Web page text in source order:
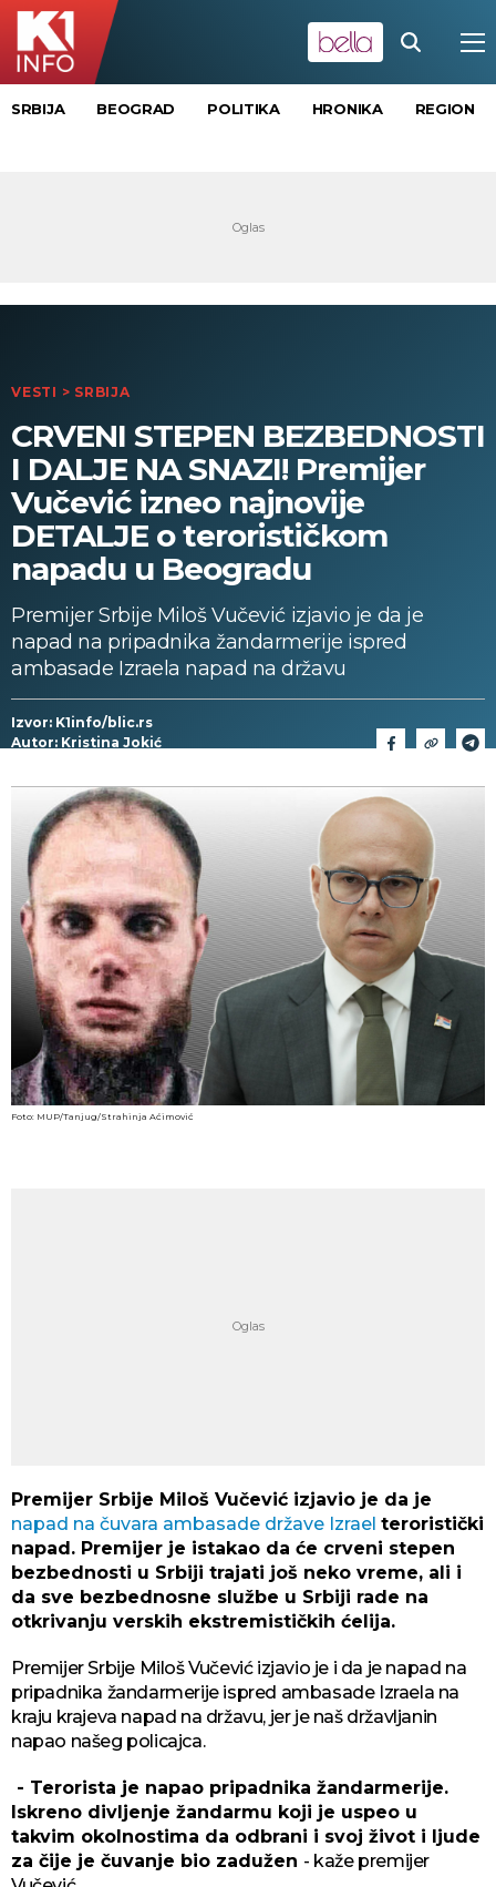
SRBIJA BEOGRAD POLITIKA HRONIKA REGION
VESTI > SRBIJA
CRVENI STEPEN BEZBEDNOSTI
I DALJE NA SNAZI! Premijer
Vučević izneo najnovije
DETALJE o terorističkom
napadu u Beogradu
Premijer Srbije Miloš Vučević izjavio je da je
napad na pripadnika žandarmerije ispred
ambasade Izraela napad na državu
Izvor: K1info/blic.rs
Autor: Kristina Jokić
Foto: MUP/Tanjug/Strahinja Aćimović
Premijer Srbije Miloš Vučević izjavio je da je
napad na čuvara ambasade države Izrael teroristički
napad. Premijer je istakao da će crveni stepen
bezbednosti u Srbiji trajati još neko vreme, ali i
da sve bezbednosne službe u Srbiji rade na
otkrivanju verskih ekstremističkih ćelija.
Premijer Srbije Miloš Vučević izjavio je i da je napad na
pripadnika žandarmerije ispred ambasade Izraela na
kraju krajeva napad na državu, jer je naš državljanin
napao našeg policajca.
- Terorista je napao pripadnika žandarmerije.
Iskreno divljenje žandarmu koji je uspeo u
takvim okolnostima da odbrani i svoj život i ljude
za čije je čuvanje bio zadužen - kaže premijer